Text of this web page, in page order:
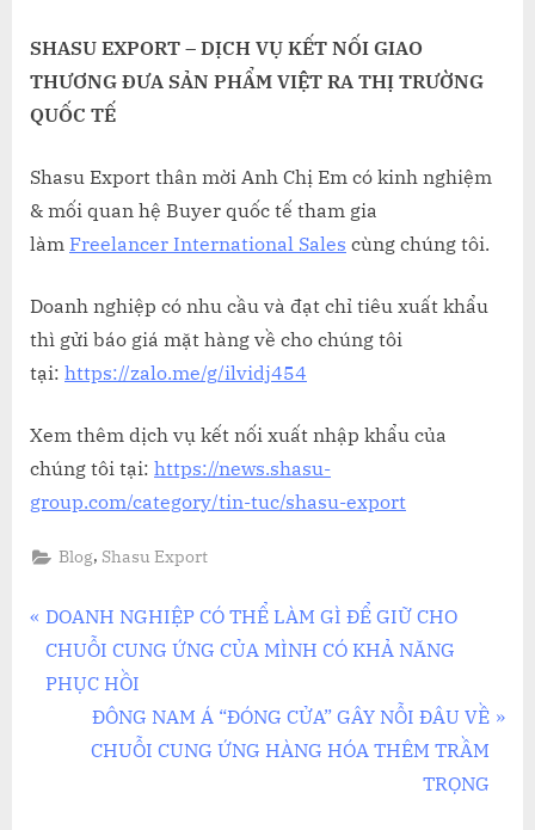
SHASU EXPORT – DỊCH VỤ KẾT NỐI GIAO
THƯƠNG ĐƯA SẢN PHẨM VIỆT RA THỊ TRƯỜNG
QUỐC TẾ
Shasu Export thân mời Anh Chị Em có kinh nghiệm
& mối quan hệ Buyer quốc tế tham gia
làm Freelancer International Sales cùng chúng tôi.
Doanh nghiệp có nhu cầu và đạt chỉ tiêu xuất khẩu
thì gửi báo giá mặt hàng về cho chúng tôi
tại: https://zalo.me/g/ilvidj454
Xem thêm dịch vụ kết nối xuất nhập khẩu của
chúng tôi tại: https://news.shasu-
group.com/category/tin-tuc/shasu-export
Blog, Shasu Export
Điều
hướng
P
r
e
DOANH NGHIỆP CÓ THỂ LÀM GÌ ĐỂ GIỮ CHO
CHUỖI CUNG ỨNG CỦA MÌNH CÓ KHẢ NĂNG
PHỤC HỒI
N
e
ĐÔNG NAM Á “ĐÓNG CỬA” GÂY NỖI ĐÂU VỀ
CHUỖI CUNG ỨNG HÀNG HÓA THÊM TRẦM
TRỌNG